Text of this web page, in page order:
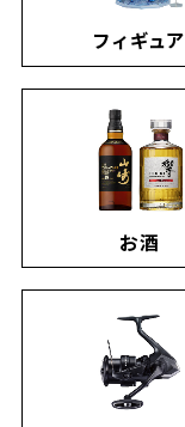
フィギュア
お酒